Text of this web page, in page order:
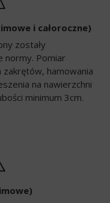
i całoroczne)
zostały
normy. Pomiar
hamowania
na nawierzchni
minimum 3cm.